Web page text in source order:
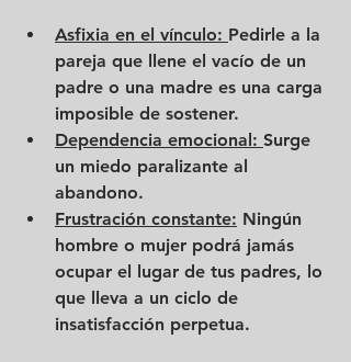
Asfixia en el vínculo: Pedirle a la
pareja que llene el vacío de un
padre o una madre es una carga
imposible de sostener.
Dependencia emocional: Surge
un miedo paralizante al
abandono.
Frustración constante: Ningún
hombre o mujer podrá jamás
ocupar el lugar de tus padres, lo
que lleva a un ciclo de
insatisfacción perpetua.